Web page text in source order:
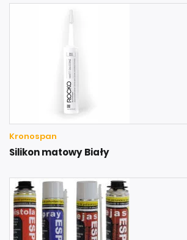
Kronospan
Silikon matowy Biały